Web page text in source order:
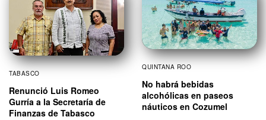
TABASCO
Renunció Luis Romeo
Gurría a la Secretaría de
Finanzas de Tabasco
QUINTANA ROO
No habrá bebidas
alcohólicas en paseos
náuticos en Cozumel